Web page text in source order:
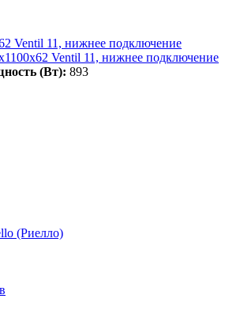
Ventil 11, нижнее подключение
(Вт): 893
(Риелло)